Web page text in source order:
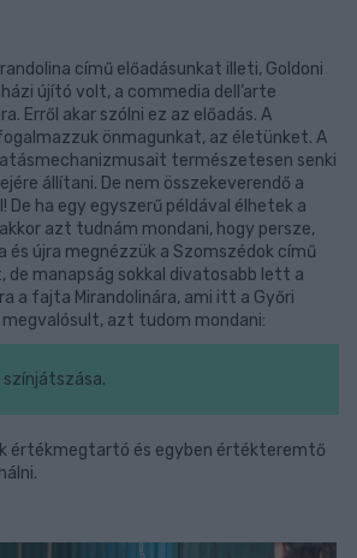
című előadásunkat illeti, Goldoni
újító volt, a commedia dell’arte
Erről akar szólni ez az előadás. A
önmagunkat, az életünket. A
természetesen senki
állítani. De nem összekeverendő a
ha egy egyszerű példával élhetek a
azt tudnám mondani, hogy persze,
és újra megnézzük a Szomszédok című
de manapság sokkal divatosabb lett a
a fajta Mirandolinára, ami itt a Győri
azt tudom mondani:
értékmegtartó és egyben értékteremtő